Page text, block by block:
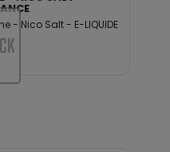
- Nico Salt - E-LIQUIDE